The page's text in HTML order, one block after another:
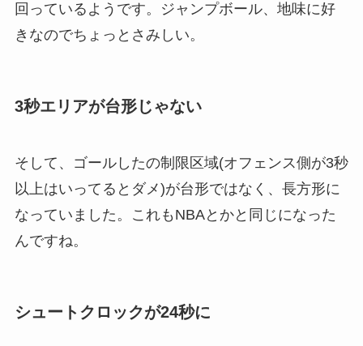
回っているようです。ジャンプボール、地味に好
きなのでちょっとさみしい。
3秒エリアが台形じゃない
そして、ゴールしたの制限区域(オフェンス側が3秒
以上はいってるとダメ)が台形ではなく、長方形に
なっていました。これもNBAとかと同じになった
んですね。
シュートクロックが24秒に